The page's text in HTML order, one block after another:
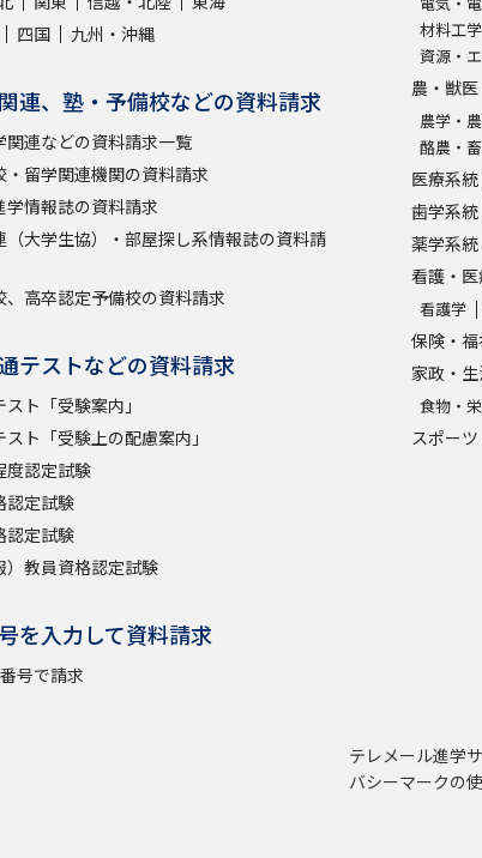
四国 九州・沖縄
連、塾・予備校などの資料請求
関連などの資料請求一覧
・留学関連機関の資料請求
学情報誌の資料請求
（大学生協）・部屋探し系情報誌の資料請
、高卒認定予備校の資料請求
テストなどの資料請求
ト「受験案内」
ト「受験上の配慮案内」
度認定試験
認定試験
認定試験
）教員資格認定試験
を入力して資料請求
号で請求
材料工学
資源・
農・獣
農学・
酪農・
医療系統
歯学系統
薬学系統
看護・
看護学
保険・
家政・
食物・
スポー
テレメール進学
バシーマークの